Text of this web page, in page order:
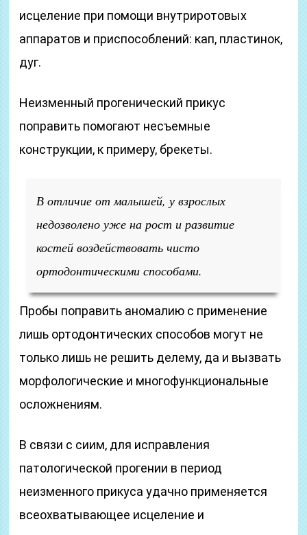
исцеление при помощи внутриротовых
аппаратов и приспособлений: кап, пластинок,
дуг.
Неизменный прогенический прикус
поправить помогают несъемные
конструкции, к примеру, брекеты.
В отличие от малышей, у взрослых
недозволено уже на рост и развитие
костей воздействовать чисто
ортодонтическими способами.
Пробы поправить аномалию с применение
лишь ортодонтических способов могут не
только лишь не решить делему, да и вызвать
морфологические и многофункциональные
осложнениям.
В связи с сиим, для исправления
патологической прогении в период
неизменного прикуса удачно применяется
всеохватывающее исцеление и